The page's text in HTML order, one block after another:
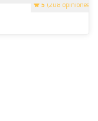
5 (208 opiniones)